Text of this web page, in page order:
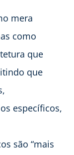
mera
como
que
que
específicos,
são “mais